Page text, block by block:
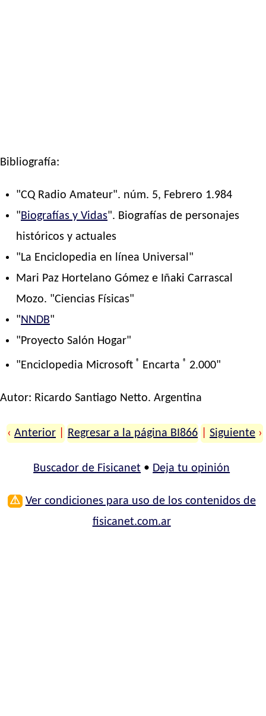
Bibliografía:
"CQ Radio Amateur". núm. 5, Febrero 1.984
"Biografías y Vidas". Biografías de personajes
históricos y actuales
"La Enciclopedia en línea Universal"
Mari Paz Hortelano Gómez e Iñaki Carrascal
Mozo. "Ciencias Físicas"
"NNDB"
"Proyecto Salón Hogar"
"Enciclopedia Microsoft ® Encarta ® 2.000"
Autor: Ricardo Santiago Netto. Argentina
‹ Anterior Regresar a la página BI866 Siguiente ›
Buscador de Fisicanet • Deja tu opinión
⚠ Ver condiciones para uso de los contenidos de
fisicanet.com.ar